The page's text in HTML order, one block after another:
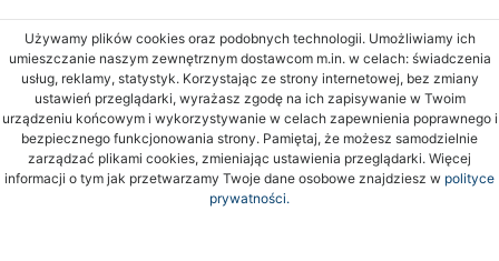
Używamy plików cookies oraz podobnych technologii. Umożliwiamy ich
umieszczanie naszym zewnętrznym dostawcom m.in. w celach: świadczenia
usług, reklamy, statystyk. Korzystając ze strony internetowej, bez zmiany
ustawień przeglądarki, wyrażasz zgodę na ich zapisywanie w Twoim
urządzeniu końcowym i wykorzystywanie w celach zapewnienia poprawnego i
bezpiecznego funkcjonowania strony. Pamiętaj, że możesz samodzielnie
zarządzać plikami cookies, zmieniając ustawienia przeglądarki. Więcej
informacji o tym jak przetwarzamy Twoje dane osobowe znajdziesz w polityce
prywatności.